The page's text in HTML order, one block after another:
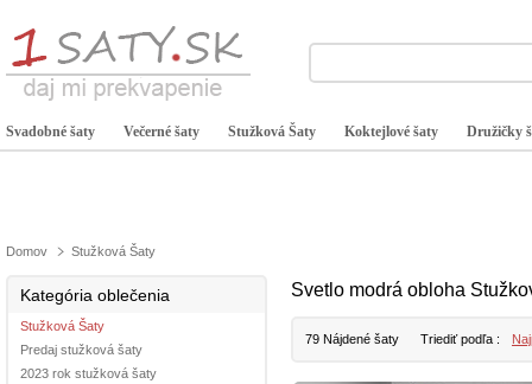
Svadobné šaty Večerné šaty Stužková Šaty Koktejlové šaty Družičky
Domov Stužková Šaty
Kategória oblečenia
Stužková Šaty
Predaj stužková šaty
2023 rok stužková šaty
Svetlo modrá obloha
79 Nájdené šaty Triediť podľa :